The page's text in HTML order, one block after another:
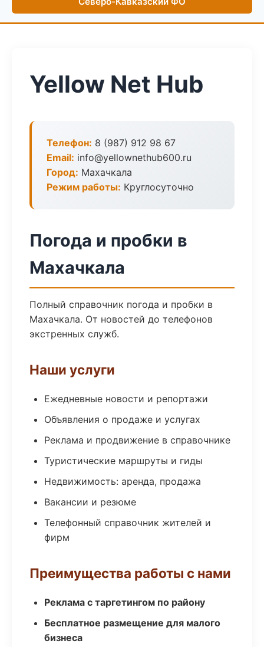
Yellow Net Hub
Телефон: 8 (987) 912 98 67
Email: info@yellownethub600.ru
Город: Махачкала
Режим работы: Круглосуточно
Погода и пробки в
Махачкала
Полный справочник погода и пробки в
Махачкала. От новостей до телефонов
экстренных служб.
Наши услуги
Ежедневные новости и репортажи
Объявления о продаже и услугах
Реклама и продвижение в справочнике
Туристические маршруты и гиды
Недвижимость: аренда, продажа
Вакансии и резюме
Телефонный справочник жителей и
фирм
Преимущества работы с нами
Реклама с таргетингом по району
Бесплатное размещение для малого
бизнеса